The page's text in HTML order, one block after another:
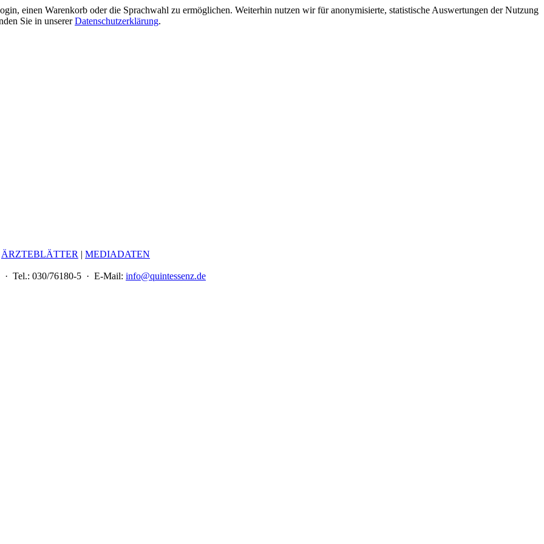
einen Warenkorb oder die Sprachwahl zu ermöglichen. Weiterhin nutzen wir für anonymisierte, statistische Auswertungen der Nutzung
Sie in unsererDatenschutzerklärung.
ÄRZTEBLÄTTER | MEDIADATEN
Tel.: 030/76180-5 · E-Mail: info@quintessenz.de